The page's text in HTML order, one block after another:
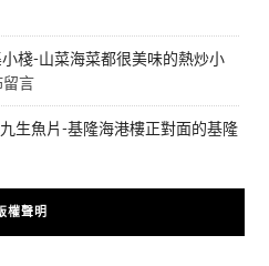
小棧-山菜海菜都很美味的熱炒小
言
九生魚片-基隆海港樓正對面的基隆
權聲明